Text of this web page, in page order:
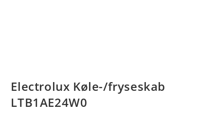
Electrolux Køle-/fryseskab
LTB1AE24W0